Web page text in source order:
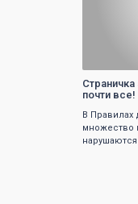
почти все!
В Правилах
множество